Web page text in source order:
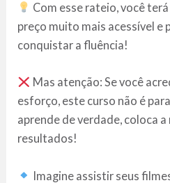
Com esse rateio, você
preço muito mais acessível e
conquistar a fluência!
Mas atenção: Se você
esforço, este curso não é
aprende de verdade, coloca a
resultados!
Imagine assistir seus